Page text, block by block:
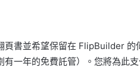
頁書並希望保留在 FlipBuilder
有一年的免費託管）。您將為此